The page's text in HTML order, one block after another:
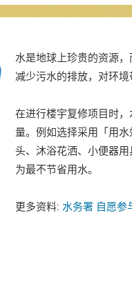
水是地球上珍贵的资源
减少污水的排放，对环境
在进行楼宇复修项目时
量。例如选择采用「用
头、沐浴花洒、小便器
为最不节省用水。
更多资料: 水务署 自愿参